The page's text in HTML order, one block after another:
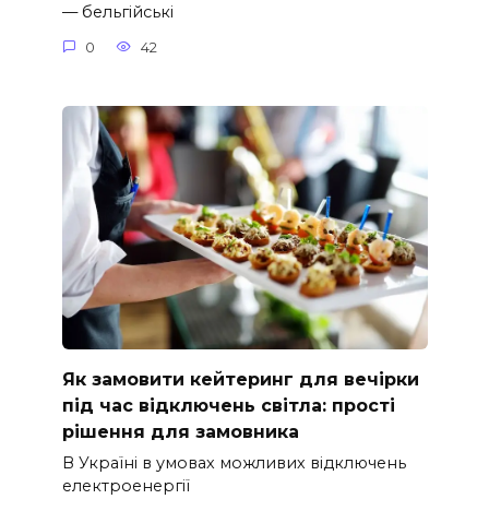
— бельгійські
0 42
Як замовити кейтеринг для вечірки
під час відключень світла: прості
рішення для замовника
В Україні в умовах можливих відключень
електроенергії